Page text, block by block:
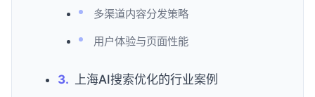
多渠道内容分发策略
用户体验与页面性能
上海AI搜索优化的行业案例